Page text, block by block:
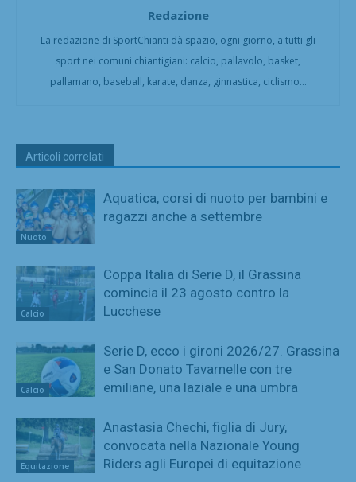
Redazione
La redazione di SportChianti dà spazio, ogni giorno, a tutti gli
sport nei comuni chiantigiani: calcio, pallavolo, basket,
pallamano, baseball, karate, danza, ginnastica, ciclismo...
Articoli correlati
Nuoto
Aquatica, corsi di nuoto per bambini e
ragazzi anche a settembre
Calcio
Coppa Italia di Serie D, il Grassina
comincia il 23 agosto contro la
Lucchese
Calcio
Serie D, ecco i gironi 2026/27. Grassina
e San Donato Tavarnelle con tre
emiliane, una laziale e una umbra
Equitazione
Anastasia Chechi, figlia di Jury,
convocata nella Nazionale Young
Riders agli Europei di equitazione